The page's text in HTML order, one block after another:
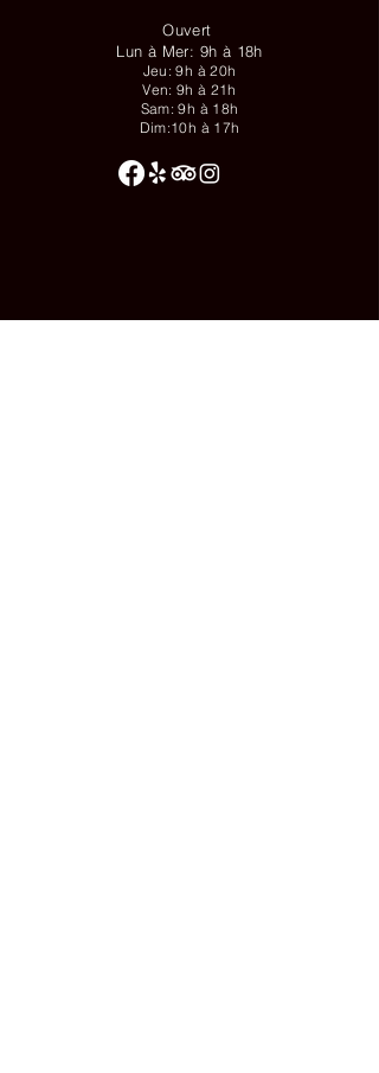
Ouvert
Lun à Mer: 9h à 18h
Jeu: 9h à 20h
Ven: 9h à 21h
Sam: 9h à 18h
Dim:10h à 17h